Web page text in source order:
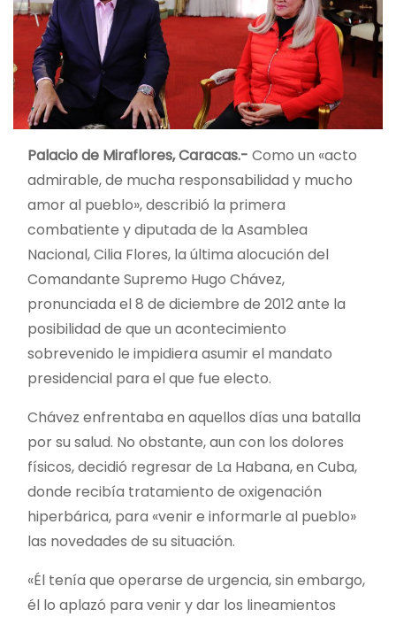
Palacio de Miraflores, Caracas.- Como un «acto
admirable, de mucha responsabilidad y mucho
amor al pueblo», describió la primera
combatiente y diputada de la Asamblea
Nacional, Cilia Flores, la última alocución del
Comandante Supremo Hugo Chávez,
pronunciada el 8 de diciembre de 2012 ante la
posibilidad de que un acontecimiento
sobrevenido le impidiera asumir el mandato
presidencial para el que fue electo.
Chávez enfrentaba en aquellos días una batalla
por su salud. No obstante, aun con los dolores
físicos, decidió regresar de La Habana, en Cuba,
donde recibía tratamiento de oxigenación
hiperbárica, para «venir e informarle al pueblo»
las novedades de su situación.
«Él tenía que operarse de urgencia, sin embargo,
él lo aplazó para venir y dar los lineamientos